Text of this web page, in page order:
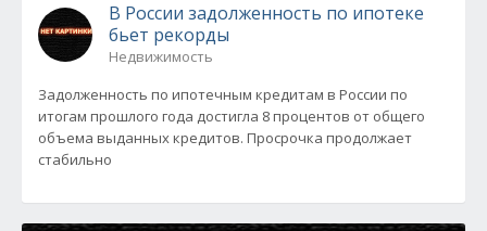
В России задолженность по ипотеке
бьет рекорды
Недвижимость
Задолженность по ипотечным кредитам в России по
итогам прошлого года достигла 8 процентов от общего
объема выданных кредитов. Просрочка продолжает
стабильно